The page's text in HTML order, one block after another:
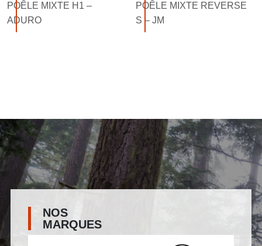
POÊLE MIXTE H1 –
ADURO
POÊLE MIXTE REVERSE
S – JM
NOS
MARQUES